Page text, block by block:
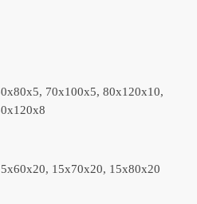
70x100x5, 80x120x10,
15x70x20, 15x80x20